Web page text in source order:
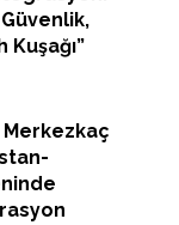
Merkezkaç